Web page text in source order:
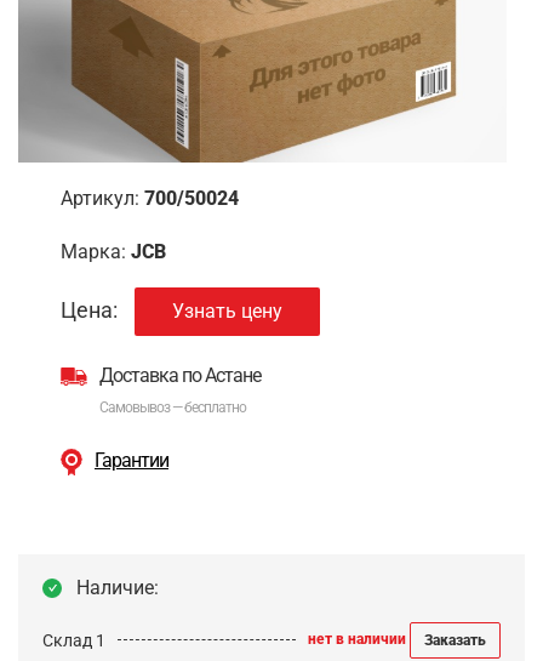
Артикул: 700/50024
Марка: JCB
Цена: Узнать цену
Доставка по Астане
Самовывоз — бесплатно
Гарантии
Наличие:
Склад 1 нет в наличии Заказать